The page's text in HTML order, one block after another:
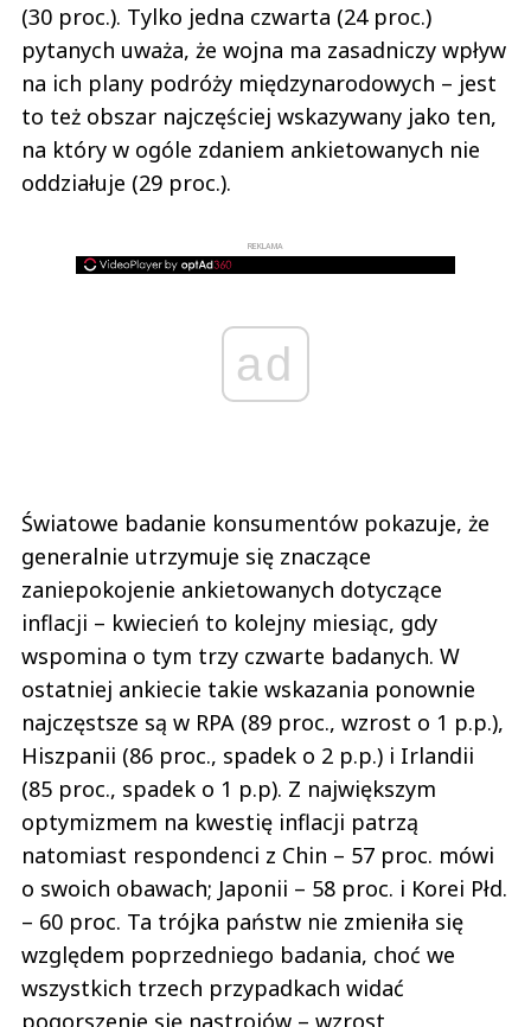
(30 proc.). Tylko jedna czwarta (24 proc.)
pytanych uważa, że wojna ma zasadniczy wpływ
na ich plany podróży międzynarodowych – jest
to też obszar najczęściej wskazywany jako ten,
na który w ogóle zdaniem ankietowanych nie
oddziałuje (29 proc.).
REKLAMA
ad
Światowe badanie konsumentów pokazuje, że
generalnie utrzymuje się znaczące
zaniepokojenie ankietowanych dotyczące
inflacji – kwiecień to kolejny miesiąc, gdy
wspomina o tym trzy czwarte badanych. W
ostatniej ankiecie takie wskazania ponownie
najczęstsze są w RPA (89 proc., wzrost o 1 p.p.),
Hiszpanii (86 proc., spadek o 2 p.p.) i Irlandii
(85 proc., spadek o 1 p.p). Z największym
optymizmem na kwestię inflacji patrzą
natomiast respondenci z Chin – 57 proc. mówi
o swoich obawach; Japonii – 58 proc. i Korei Płd.
– 60 proc. Ta trójka państw nie zmieniła się
względem poprzedniego badania, choć we
wszystkich trzech przypadkach widać
pogorszenie się nastrojów – wzrost